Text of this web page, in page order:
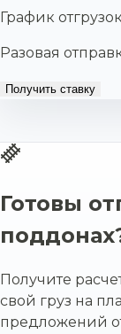
График отгрузок
Разовая
Получить ставку
Готовы
Получите
свой груз на
предложений